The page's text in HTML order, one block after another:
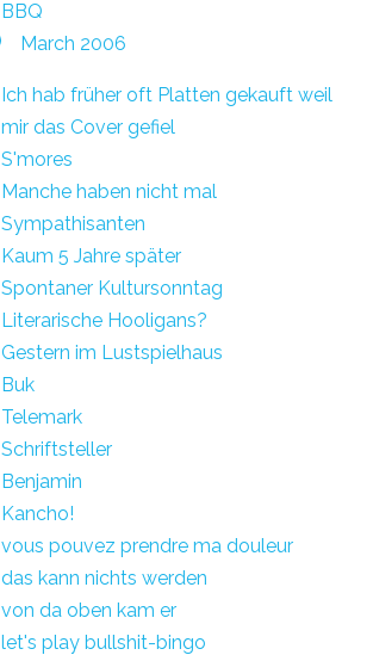
BBQ
March 2006
Ich hab früher oft Platten gekauft weil
mir das Cover gefiel
S'mores
Manche haben nicht mal
Sympathisanten
Kaum 5 Jahre später
Spontaner Kultursonntag
Literarische Hooligans?
Gestern im Lustspielhaus
Buk
Telemark
Schriftsteller
Benjamin
Kancho!
vous pouvez prendre ma douleur
das kann nichts werden
von da oben kam er
let's play bullshit-bingo